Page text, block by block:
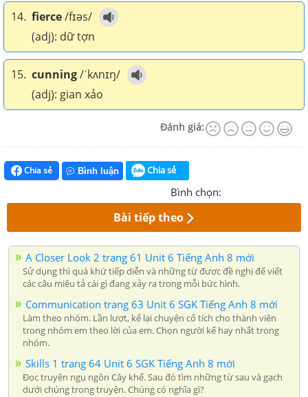
14. fierce/fɪəs/
(adj): dữ tợn
15. cunning/ˈkʌnɪŋ/
(adj): gian xảo
Đánh giá:
Chia sẻ Bình luận Chia sẻ
Bình chọn:
Bài tiếp theo
A Closer Look 2 trang 61 Unit 6 Tiếng Anh 8 mới
Sử dụng thì quá khứ tiếp diễn và những từ được đề nghị để viết
các câu miêu tả cái gì đang xảy ra trong mỗi bức hình.
Communication trang 63 Unit 6 SGK Tiếng Anh 8 mới
Làm theo nhóm. Lần lượt, kể lại chuyện cổ tích cho thành viên
trong nhóm em theo lời của em. Chọn người kế hay nhất trong
nhóm.
Skills 1 trang 64 Unit 6 SGK Tiếng Anh 8 mới
Đọc truyện ngụ ngôn Cây khế. Sau đó tìm những từ sau và gạch
dưới chúng trong truyện. Chúng có nghĩa gì?